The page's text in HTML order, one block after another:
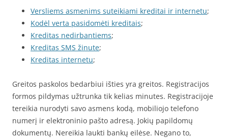
Versliems asmenims suteikiami kreditai ir internetu;
Kodėl verta pasidomėti kreditais;
Kreditas nedirbantiems;
Kreditas SMS žinute;
Kreditas internetu;
Greitos paskolos bedarbiui išties yra greitos. Registracijos
formos pildymas užtrunka tik kelias minutes. Registracijoje
tereikia nurodyti savo asmens kodą, mobiliojo telefono
numerį ir elektroninio pašto adresą. Jokių papildomų
dokumentų. Nereikia laukti bankų eilėse. Negano to,